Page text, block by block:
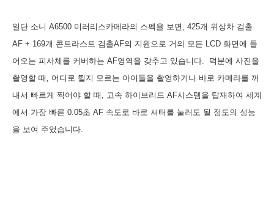
일단 소니 A6500 미러리스카메라의 스펙을 보면, 425개 위상차 검출
AF + 169개 콘트라스트 검출AF의 지원으로 거의 모든 LCD 화면에 들
어오는 피사체를 커버하는 AF영역을 갖추고 있습니다. 덕분에 사진을
촬영할 때, 어디로 뛸지 모르는 아이들을 촬영하거나 바로 카메라를 꺼
내서 빠르게 찍어야 할 때, 고속 하이브리드 AF시스템을 탑재하여 세계
에서 가장 빠른 0.05초 AF 속도로 바로 셔터를 눌러도 될 정도의 성능
을 보여 주었습니다.